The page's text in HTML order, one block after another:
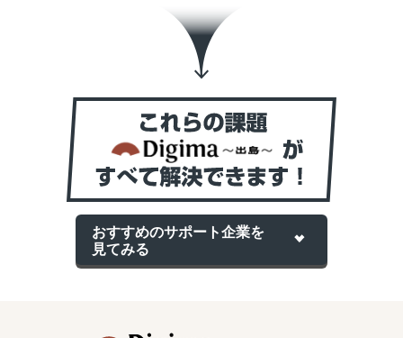
おすすめのサポート企業を
見てみる